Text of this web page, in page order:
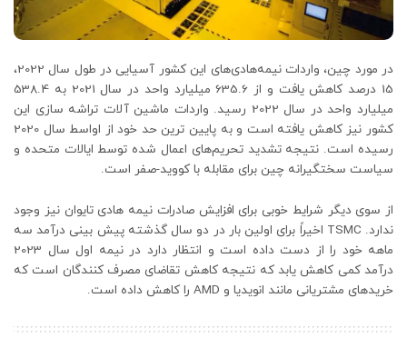
در مورد چین، واردات نیمه‌هادی‌های این کشور آسیایی در طول سال 2022،
15 درصد کاهش یافت و از 635.6 میلیارد واحد در سال 2021 به 538.4
میلیارد واحد در سال 2022 رسید. واردات ماشین آلات تراشه سازی این
کشور نیز کاهش یافته است و به پایین ترین حد خود از اواسط سال 2020
رسیده است. نتیجه تشدید تحریم‌های اعمال شده توسط ایالات متحده و
سیاست سختگیرانه چین برای مقابله با کووید-صفر است.
از سوی دیگر شرایط خوبی برای افزایش صادرات نیمه هادی تایوان نیز وجود
ندارد. TSMC اخیراً برای اولین بار در دو سال گذشته پیش بینی درآمد سه
ماهه خود را از دست داده است و انتظار دارد در نیمه اول سال 2023
درآمد کمی کاهش یابد که نتیجه کاهش تقاضای مصرف کنندگان است که
خریدهای مشتریانی مانند انویدیا و AMD را کاهش داده است.